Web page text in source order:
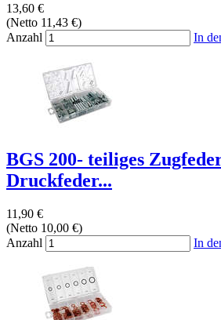
13,60 €
(Netto 11,43 €)
Anzahl
In
BGS 200- teiliges
Druckfeder...
11,90 €
(Netto 10,00 €)
Anzahl
In